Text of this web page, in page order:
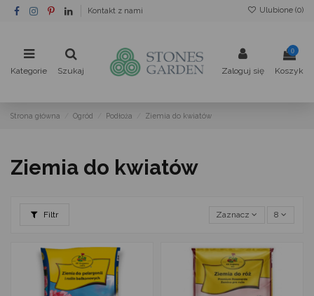
Kontakt z nami Ulubione (0)
Kategorie Szukaj Zaloguj się
0
Koszyk
Strona główna Ogród Podłoża Ziemia do kwiatów
Ziemia do kwiatów
Filtr Zaznacz 8